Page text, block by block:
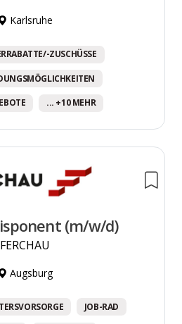
Karlsruhe
ZUSCHÜSSE
... +10 MEHR
(m/w/d)
FERCHAU
Augsburg
JOB-RAD